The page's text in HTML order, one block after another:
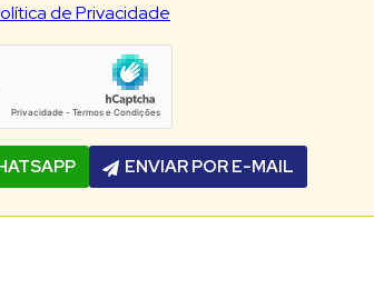
de Privacidade
ENVIAR POR E-MAIL